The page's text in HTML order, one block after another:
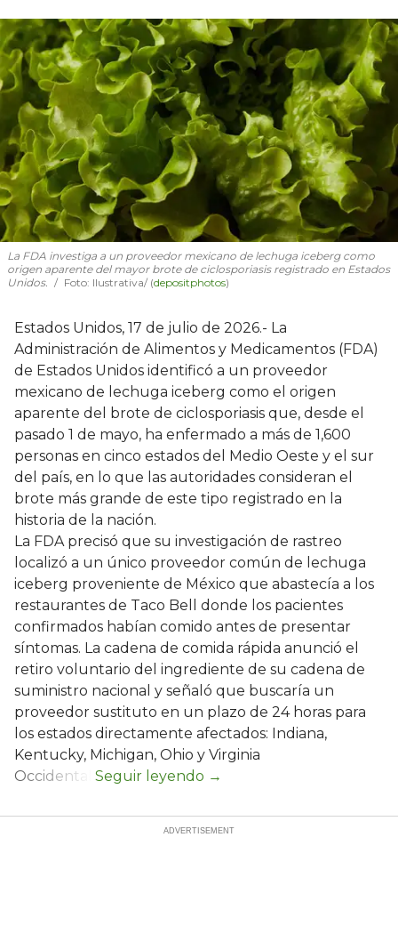
La FDA investiga a un proveedor mexicano de lechuga iceberg como
origen aparente del mayor brote de ciclosporiasis registrado en Estados
Unidos.
Foto: Ilustrativa/ (depositphotos)
Estados Unidos, 17 de julio de 2026.- La
Administración de Alimentos y Medicamentos (FDA)
de Estados Unidos identificó a un proveedor
mexicano de lechuga iceberg como el origen
aparente del brote de ciclosporiasis que, desde el
pasado 1 de mayo, ha enfermado a más de 1,600
personas en cinco estados del Medio Oeste y el sur
del país, en lo que las autoridades consideran el
brote más grande de este tipo registrado en la
historia de la nación.
La FDA precisó que su investigación de rastreo
localizó a un único proveedor común de lechuga
iceberg proveniente de México que abastecía a los
restaurantes de Taco Bell donde los pacientes
confirmados habían comido antes de presentar
síntomas. La cadena de comida rápida anunció el
retiro voluntario del ingrediente de su cadena de
suministro nacional y señaló que buscaría un
proveedor sustituto en un plazo de 24 horas para
los estados directamente afectados: Indiana,
Kentucky, Michigan, Ohio y Virginia
Occidental.